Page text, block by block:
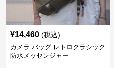
¥14,460 (税込)
カメラ バッグ レトロクラシック
防水メッセンジャー